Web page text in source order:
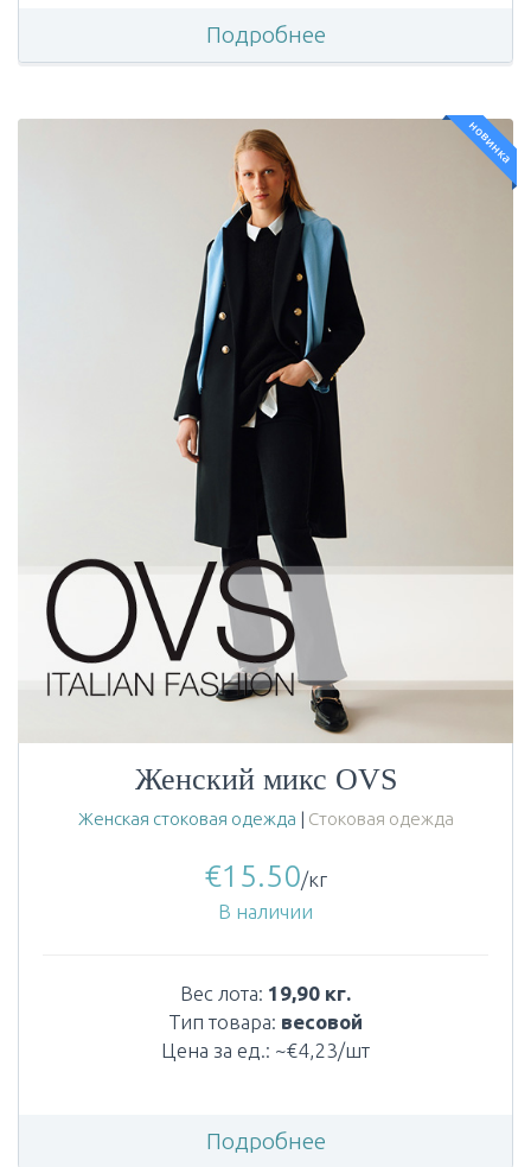
Подробнее
новинка
Женский микс OVS
Женская стоковая одежда Стоковая одежда
€15.50/кг
В наличии
Вес лота: 19,90 кг.
Тип товара: весовой
Цена за ед.: ~€4,23/шт
Подробнее